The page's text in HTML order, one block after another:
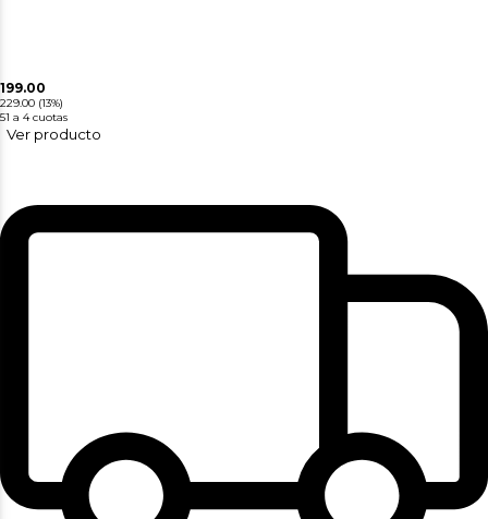
199.00
229.00 (13%)
51 a 4 cuotas
Ver producto